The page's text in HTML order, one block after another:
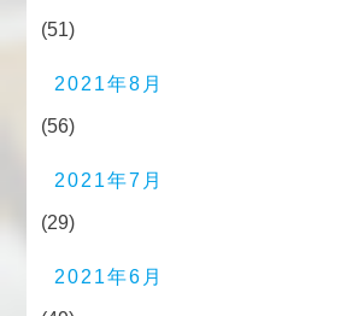
(51)
2021年8月
(56)
2021年7月
(29)
2021年6月